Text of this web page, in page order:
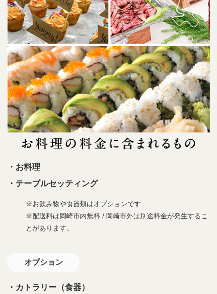
・お料理
・テーブルセッティング
※お飲み物や食器類はオプションです
※配送料は岡崎市内無料 / 岡崎市外は別途料金が発生するこ
とがあります。
オプション
・カトラリー（食器）